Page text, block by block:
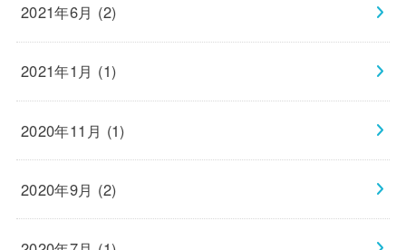
2021年6月 (2)
2021年1月 (1)
2020年11月 (1)
2020年9月 (2)